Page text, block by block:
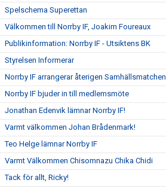
Spelschema Superettan
Välkommen till Norrby IF, Joakim Foureaux
Publikinformation: Norrby IF - Utsiktens BK
Styrelsen Informerar
Norrby IF arrangerar återigen Samhällsmatchen
Norrby IF bjuder in till medlemsmöte
Jonathan Edenvik lämnar Norrby IF!
Varmt välkommen Johan Brådenmark!
Teo Helge lämnar Norrby IF
Varmt Välkommen Chisomnazu Chika Chidi
Tack för allt, Ricky!